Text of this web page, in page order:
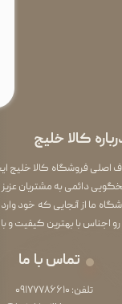
کالا خلیج
اصلی فروشگاه کالا خلیج
دائمی به مشتریان
رو اجناس با بهترین کیفیت
تماس با ما
تلفن: ۰۹۱۷۷۷۸۶۶۱۰